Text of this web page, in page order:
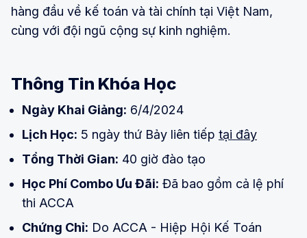
hàng đầu về kế toán và tài chính tại Việt Nam,
cùng với đội ngũ cộng sự kinh nghiệm.
Thông Tin Khóa Học
Ngày Khai Giảng: 6/4/2024
Lịch Học: 5 ngày thứ Bảy liên tiếp tại đây
Tổng Thời Gian: 40 giờ đào tạo
Học Phí Combo Ưu Đãi: Đã bao gồm cả lệ phí
thi ACCA
Chứng Chỉ: Do ACCA - Hiệp Hội Kế Toán